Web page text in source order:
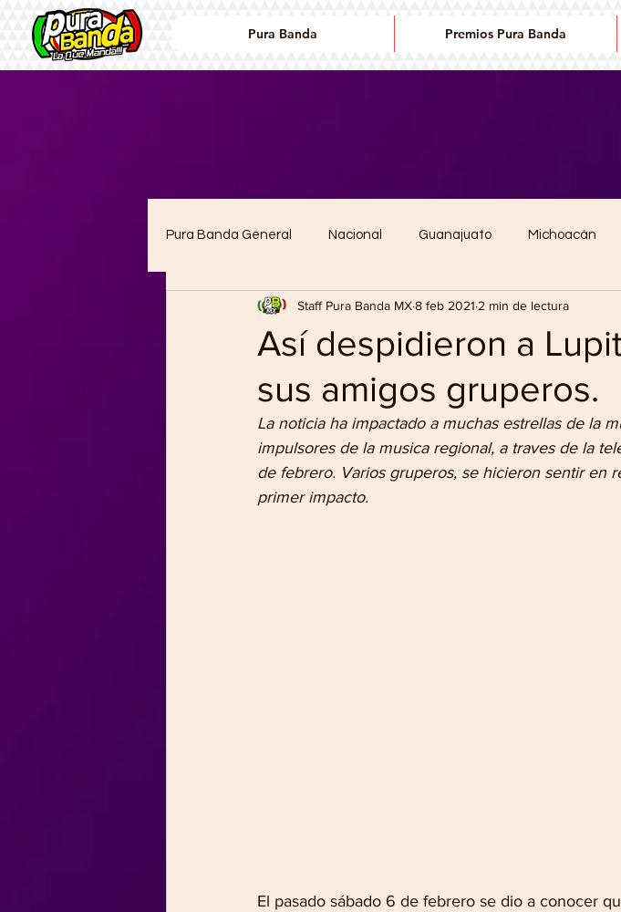
Pura Banda Premios Pura Banda
Pura Banda General Nacional Guanajuato Michoacán
lanzamientos Noticias conciertos Premios de la
Así despidieron a
sus amigos gruperos.
Staff Pura Banda MX8 feb 2021 2 min de lectura
La noticia ha impactado a muchas estrellas de la
impulsores de la musica regional, a traves de la
de febrero. Varios gruperos, se hicieron sentir en
primer impacto.
El pasado sábado 6 de febrero se dio a conocer